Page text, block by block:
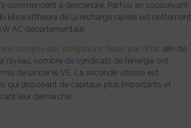
commencent à descendre. Parfois en souscrivant
kilowattheure de la recharge rapide est nettement
AC départementale.
compte des obligations fixées par l’Etat afin de
niveau, nombre de syndicats de l’énergie ont
de lancer le VE. La seconde vitesse est
qui disposent de capitaux plus importants et
leur démarche.